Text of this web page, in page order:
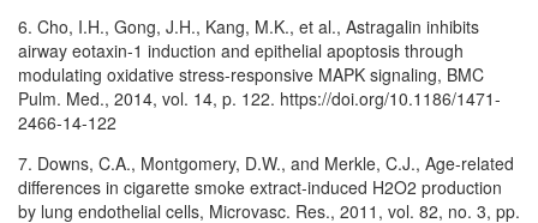
6. Cho, I.H., Gong, J.H., Kang, M.K., et al., Astragalin inhibits
airway eotaxin-1 induction and epithelial apoptosis through
modulating oxidative stress-responsive MAPK signaling, BMC
Pulm. Med., 2014, vol. 14, p. 122. https://doi.org/10.1186/1471-
2466-14-122
7. Downs, C.A., Montgomery, D.W., and Merkle, C.J., Age-related
differences in cigarette smoke extract-induced H2O2 production
by lung endothelial cells, Microvasc. Res., 2011, vol. 82, no. 3, pp.